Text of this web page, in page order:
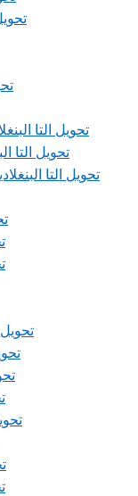
تحويل التا
تحويل التا
تحويل التا
تحويل